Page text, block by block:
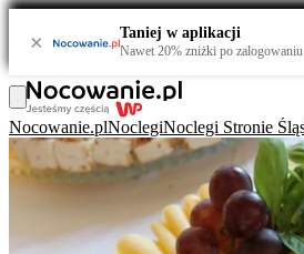
× Taniej w aplikacji
Nawet 20% zniżki po zalogowaniu
Nocowanie.plNoclegiNoclegi Stronie